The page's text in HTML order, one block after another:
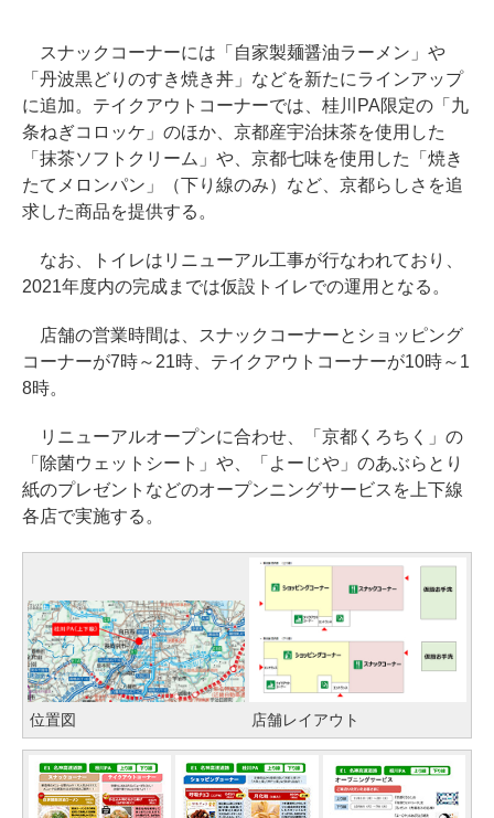
スナックコーナーには「自家製麺醤油ラーメン」や
「丹波黒どりのすき焼き丼」などを新たにラインアップ
に追加。テイクアウトコーナーでは、桂川PA限定の「九
条ねぎコロッケ」のほか、京都産宇治抹茶を使用した
「抹茶ソフトクリーム」や、京都七味を使用した「焼き
たてメロンパン」（下り線のみ）など、京都らしさを追
求した商品を提供する。
なお、トイレはリニューアル工事が行なわれており、
2021年度内の完成までは仮設トイレでの運用となる。
店舗の営業時間は、スナックコーナーとショッピング
コーナーが7時～21時、テイクアウトコーナーが10時～1
8時。
リニューアルオープンに合わせ、「京都くろちく」の
「除菌ウェットシート」や、「よーじや」のあぶらとり
紙のプレゼントなどのオープンニングサービスを上下線
各店で実施する。
位置図 店舗レイアウト